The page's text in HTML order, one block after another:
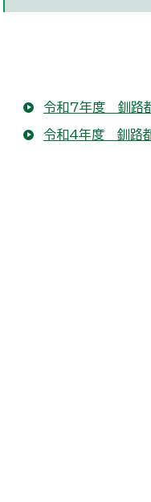
令和7年度 釧路
令和4年度 釧路